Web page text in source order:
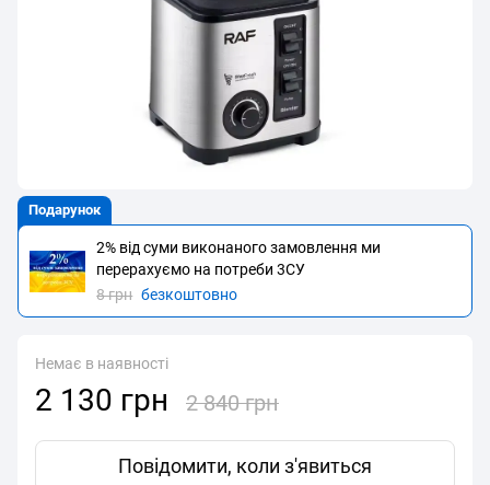
Подарунок
2% від суми виконаного замовлення ми
перерахуємо на потреби 3CУ
8 грн безкоштовно
Немає в наявності
2 130 грн 2 840 грн
Повідомити, коли з'явиться